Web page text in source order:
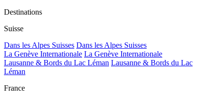
Destinations
Suisse
Dans les Alpes Suisses Dans les Alpes Suisses
La Genève Internationale La Genève Internationale
Lausanne & Bords du Lac Léman Lausanne & Bords du Lac
Léman
France